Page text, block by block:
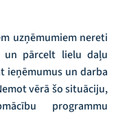
uzņēmumiem nereti
un pārcelt lielu daļu
ieņēmumus un darba
vērā šo situāciju,
programmu